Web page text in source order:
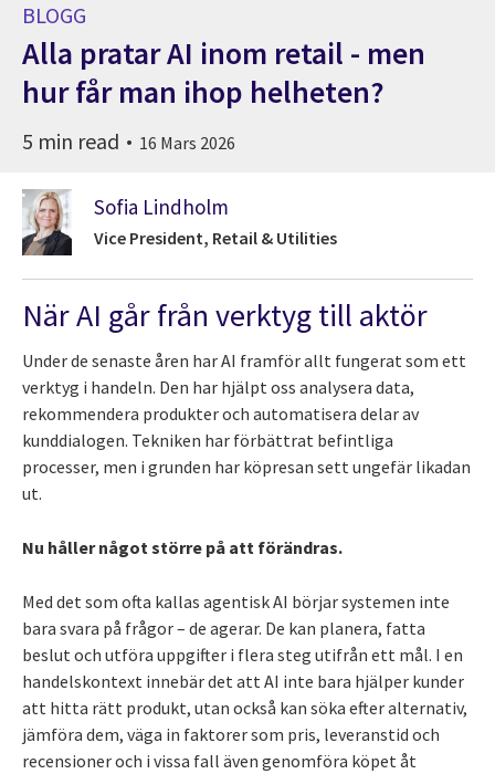
BLOGG
Alla pratar AI inom retail - men
hur får man ihop helheten?
5 min read 16 Mars 2026
Sofia Lindholm
Vice President, Retail & Utilities
När AI går från verktyg till aktör
Under de senaste åren har AI framför allt fungerat som ett
verktyg i handeln. Den har hjälpt oss analysera data,
rekommendera produkter och automatisera delar av
kunddialogen. Tekniken har förbättrat befintliga
processer, men i grunden har köpresan sett ungefär likadan
ut.
Nu håller något större på att förändras.
Med det som ofta kallas agentisk AI börjar systemen inte
bara svara på frågor – de agerar. De kan planera, fatta
beslut och utföra uppgifter i flera steg utifrån ett mål. I en
handelskontext innebär det att AI inte bara hjälper kunder
att hitta rätt produkt, utan också kan söka efter alternativ,
jämföra dem, väga in faktorer som pris, leveranstid och
recensioner och i vissa fall även genomföra köpet åt